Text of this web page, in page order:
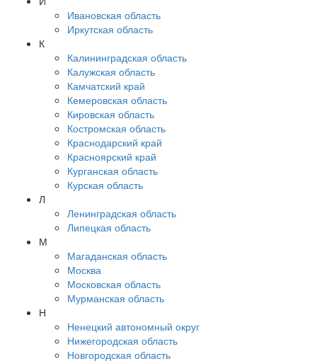
Ивановская область
Иркутская область
К
Калининградская область
Калужская область
Камчатский край
Кемеровская область
Кировская область
Костромская область
Краснодарский край
Красноярский край
Курганская область
Курская область
Л
Ленинградская область
Липецкая область
М
Магаданская область
Москва
Московская область
Мурманская область
Н
Ненецкий автономный округ
Нижегородская область
Новгородская область